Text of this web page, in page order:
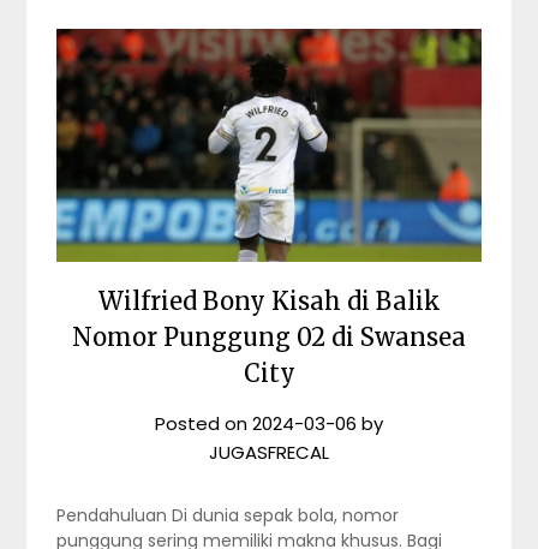
Wilfried Bony Kisah di Balik
Nomor Punggung 02 di Swansea
City
Posted on2024-03-06 by
JUGASFRECAL
Pendahuluan Di dunia sepak bola, nomor
punggung sering memiliki makna khusus. Bagi